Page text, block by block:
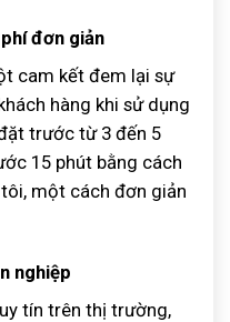
đơn giản
cam kết đem lại sự
hàng khi sử dụng
trước từ 3 đến 5
15 phút bằng cách
một cách đơn giản
nghiệp
tín trên thị trường,